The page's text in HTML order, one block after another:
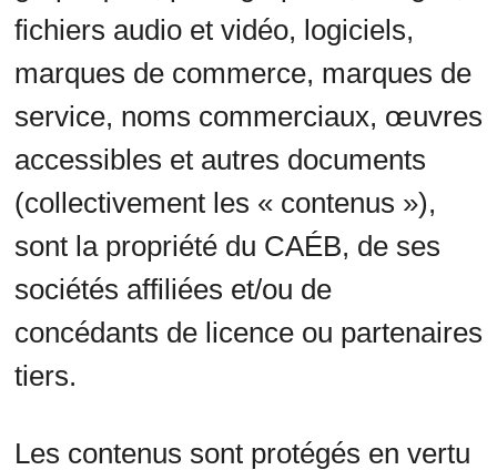
fichiers audio et vidéo, logiciels,
marques de commerce, marques de
service, noms commerciaux, œuvres
accessibles et autres documents
(collectivement les « contenus »),
sont la propriété du CAÉB, de ses
sociétés affiliées et/ou de
concédants de licence ou partenaires
tiers.
Les contenus sont protégés en vertu